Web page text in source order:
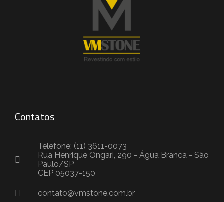
Contatos
Telefone: (11) 3611-0073
Rua Henrique Ongari, 290 - Água Branca - São
Paulo/SP
CEP 05037-150
contato@vmstone.com.br